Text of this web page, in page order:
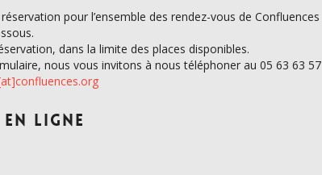
pour l’ensemble des rendez-vous de Confluences
dans la limite des places disponibles.
nous vous invitons à nous téléphoner au 05 63 63 57
ligne